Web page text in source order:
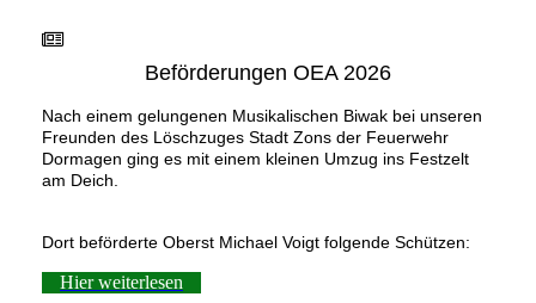
Beförderungen OEA 2026
Nach einem gelungenen Musikalischen Biwak bei unseren
Freunden des Löschzuges Stadt Zons der Feuerwehr
Dormagen ging es mit einem kleinen Umzug ins Festzelt
am Deich.
Dort beförderte Oberst Michael Voigt folgende Schützen:
Hier weiterlesen